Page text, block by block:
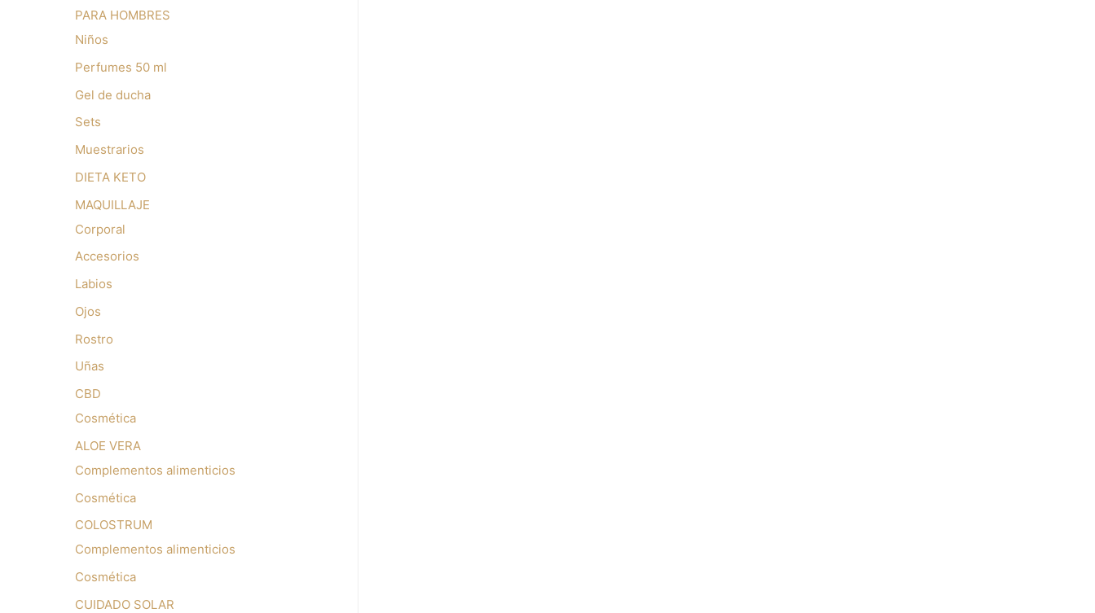
PARA HOMBRES
Niños
Perfumes 50 ml
Gel de ducha
Sets
Muestrarios
DIETA KETO
MAQUILLAJE
Corporal
Accesorios
Labios
Ojos
Rostro
Uñas
CBD
Cosmética
ALOE VERA
Complementos alimenticios
Cosmética
COLOSTRUM
Complementos alimenticios
Cosmética
CUIDADO SOLAR